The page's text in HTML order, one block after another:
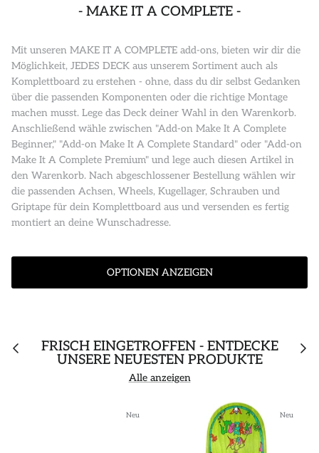
- MAKE IT A COMPLETE -
Mit unseren MAKE IT A COMPLETE add-ons, bieten wir dir die
Möglichkeit, JEDES DECK aus unserem Sortiment auch als
Komplettboard zu erstehen - ohne, dass du dir selbst Gedanken
über die passenden Komponenten oder die richtige Montage
machen musst. Lege das Deck deiner Wahl in den Warenkorb.
Anschließend wähle zwischen "Add-on Make It A Complete
Beginner," "Add-on Make It A Complete Standard" oder "Add-on
Make It A Complete Premium" und lege auch diesen Artikel in
den Warenkorb. Nach abgeschlossener Bestellung wählen wir
die passenden Achsen, Wheels, Kugellager, Schrauben und
Griptape für dein Komplettboard aus und versenden es fertig
montiert an deine Wunschadresse.
OPTIONEN ANZEIGEN
FRISCH EINGETROFFEN - ENTDECKE
UNSERE NEUESTEN PRODUKTE
Alle anzeigen
Neu Neu